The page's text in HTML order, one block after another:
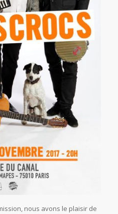
nous avons le plaisir de